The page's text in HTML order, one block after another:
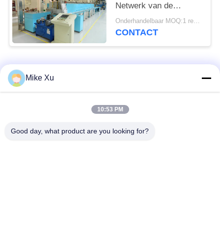
Netwerk van de
katalysatorzeldzame
aarde de Riemoven
Onderhandelbaar MOQ:1 reeks
CONTACT
populaire categorieën
Industriële Glasoven
Mike Xu
10:53 PM
Good day, what product are you looking for?